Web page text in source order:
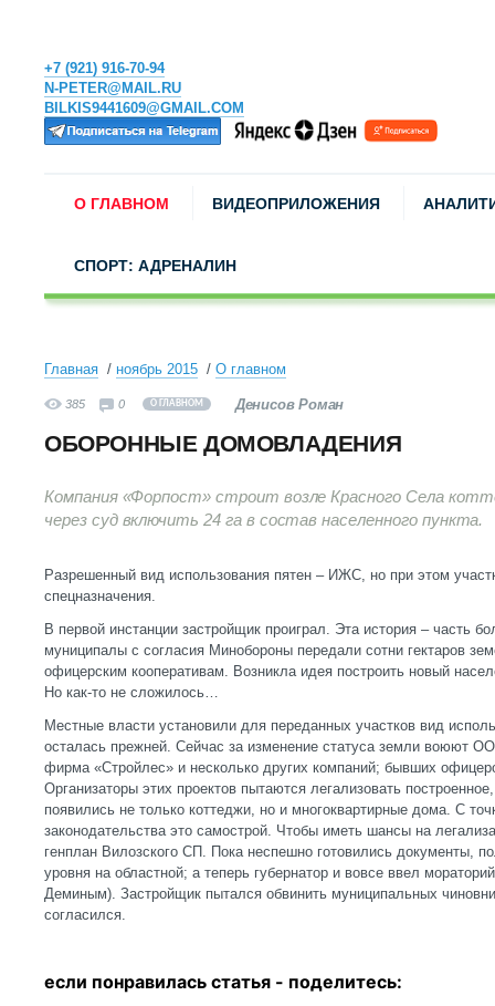
+7 (921) 916-70-94
N-PETER@MAIL.RU
BILKIS9441609@GMAIL.COM
О ГЛАВНОМ ВИДЕОПРИЛОЖЕНИЯ
СПОРТ: АДРЕНАЛИН
Главная ноябрь 2015 О главном
385 0 О ГЛАВНОМ Денисов Роман
ОБОРОННЫЕ ДОМОВЛАДЕНИЯ
Компания «Форпост» строит возле Красного Села
через суд включить 24 га в состав населенного пункта.
Разрешенный вид использования пятен – ИЖС, но при этом
спецназначения.
В первой инстанции застройщик проиграл. Эта история – часть
муниципалы с согласия Минобороны передали сотни гектаров
офицерским кооперативам. Возникла идея построить новый
Но как-то не сложилось…
Местные власти установили для переданных участков вид
осталась прежней. Сейчас за изменение статуса земли воюют
фирма «Стройлес» и несколько других компаний; бывших
Организаторы этих проектов пытаются легализовать
появились не только коттеджи, но и многоквартирные дома. С
законодательства это самострой. Чтобы иметь шансы на
генплан Вилозского СП. Пока неспешно готовились документы,
уровня на областной; а теперь губернатор и вовсе ввел
Деминым). Застройщик пытался обвинить муниципальных
согласился.
если понравилась статья - поделитесь: